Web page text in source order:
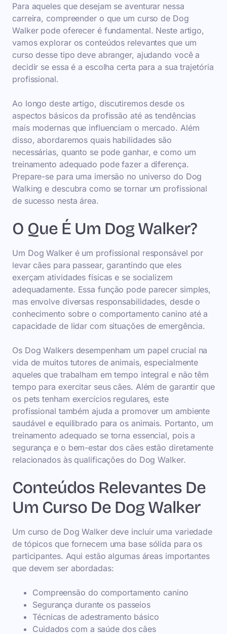
Para aqueles que desejam se aventurar nessa
carreira, compreender o que um curso de Dog
Walker pode oferecer é fundamental. Neste artigo,
vamos explorar os conteúdos relevantes que um
curso desse tipo deve abranger, ajudando você a
decidir se essa é a escolha certa para a sua trajetória
profissional.
Ao longo deste artigo, discutiremos desde os
aspectos básicos da profissão até as tendências
mais modernas que influenciam o mercado. Além
disso, abordaremos quais habilidades são
necessárias, quanto se pode ganhar, e como um
treinamento adequado pode fazer a diferença.
Prepare-se para uma imersão no universo do Dog
Walking e descubra como se tornar um profissional
de sucesso nesta área.
O Que É Um Dog Walker?
Um Dog Walker é um profissional responsável por
levar cães para passear, garantindo que eles
exerçam atividades físicas e se socializem
adequadamente. Essa função pode parecer simples,
mas envolve diversas responsabilidades, desde o
conhecimento sobre o comportamento canino até a
capacidade de lidar com situações de emergência.
Os Dog Walkers desempenham um papel crucial na
vida de muitos tutores de animais, especialmente
aqueles que trabalham em tempo integral e não têm
tempo para exercitar seus cães. Além de garantir que
os pets tenham exercícios regulares, este
profissional também ajuda a promover um ambiente
saudável e equilibrado para os animais. Portanto, um
treinamento adequado se torna essencial, pois a
segurança e o bem-estar dos cães estão diretamente
relacionados às qualificações do Dog Walker.
Conteúdos Relevantes De
Um Curso De Dog Walker
Um curso de Dog Walker deve incluir uma variedade
de tópicos que fornecem uma base sólida para os
participantes. Aqui estão algumas áreas importantes
que devem ser abordadas:
Compreensão do comportamento canino
Segurança durante os passeios
Técnicas de adestramento básico
Cuidados com a saúde dos cães